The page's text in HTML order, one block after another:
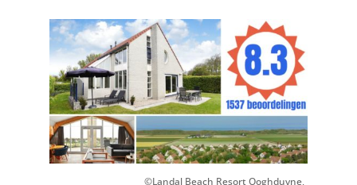
©Landal Beach Resort Ooghduyne,